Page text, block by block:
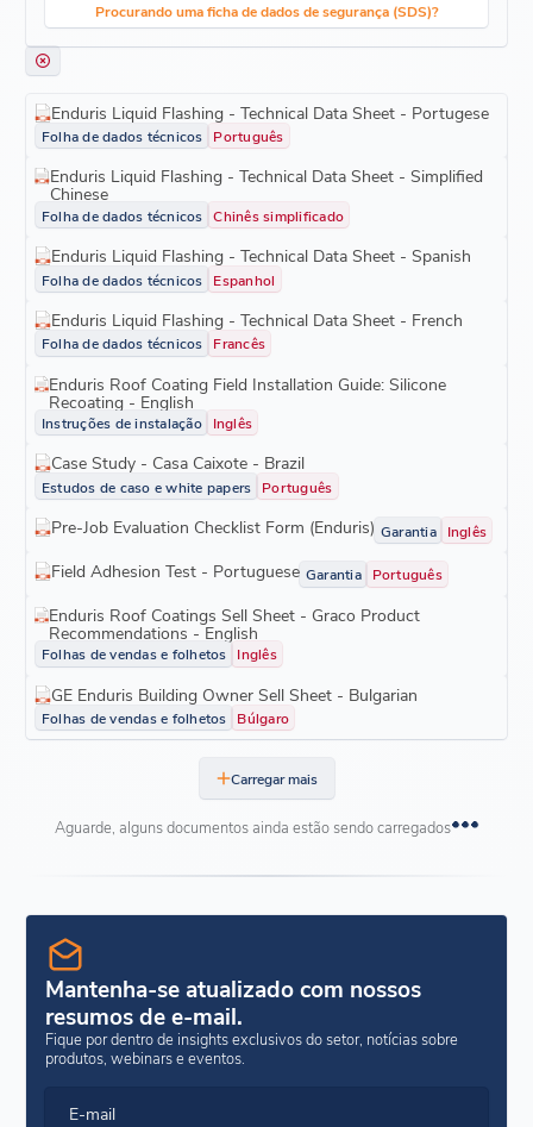
Procurando uma ficha de dados de segurança (SDS)?
Enduris Liquid Flashing - Technical Data Sheet - Portugese
Folha de dados técnicos Português
Enduris Liquid Flashing - Technical Data Sheet - Simplified
Chinese
Folha de dados técnicos Chinês simplificado
Enduris Liquid Flashing - Technical Data Sheet - Spanish
Folha de dados técnicos Espanhol
Enduris Liquid Flashing - Technical Data Sheet - French
Folha de dados técnicos Francês
Enduris Roof Coating Field Installation Guide: Silicone
Recoating - English
Instruções de instalação Inglês
Case Study - Casa Caixote - Brazil
Estudos de caso e white papers Português
Pre-Job Evaluation Checklist Form (Enduris) Garantia Inglês
Field Adhesion Test - Portuguese Garantia Português
Enduris Roof Coatings Sell Sheet - Graco Product
Recommendations - English
Folhas de vendas e folhetos Inglês
GE Enduris Building Owner Sell Sheet - Bulgarian
Folhas de vendas e folhetos Búlgaro
Carregar mais
Aguarde, alguns documentos ainda estão sendo carregados
Mantenha-se atualizado com nossos
resumos de e-mail.
Fique por dentro de insights exclusivos do setor, notícias sobre
produtos, webinars e eventos.
E-mail